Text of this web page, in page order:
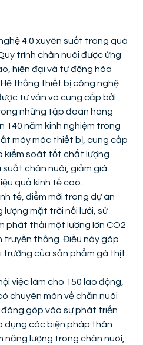
4.0 xuyên suốt trong quá
trình chăn nuôi được ứng
hiện đại và tự động hóa
thống thiết bị công nghệ
tư vấn và cung cấp bởi
những tập đoàn hàng
140 năm kinh nghiệm trong
máy móc thiết bị, cung cấp
kiểm soát tốt chất lượng
suất chăn nuôi, giảm giá
quả kinh tế cao.
tế, điểm mới trong dự án
mặt trời nối lưới, sử
phát thải một lượng lớn CO2
truyền thống. Điều này góp
của sản phẩm gà thịt.
việc làm cho 150 lao động,
chuyên môn về chăn nuôi
góp vào sự phát triển
dụng các biện pháp thân
năng lượng trong chăn nuôi,